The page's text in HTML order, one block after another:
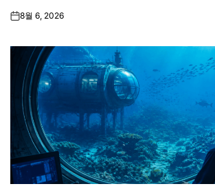
on8월 6, 2026